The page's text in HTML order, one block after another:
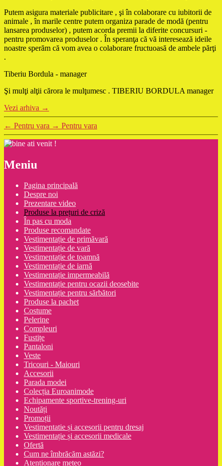
Putem asigura materiale publicitare , şi în colaborare cu iubitorii de
animale , în marile centre putem organiza parade de modă (pentru
lansarea produselor) , putem acorda premii la diferite concursuri -
pentru promovarea produselor . În speranţa că vă interesează ideile
noastre sperăm că vom avea o colaborare fructuoasă de ambele părţi
.
Tiberiu Bordula - manager
Şi mulţi alţii cărora le mulţumesc . TIBERIU BORDULA manager
Vezi arhiva →
← Pentru vara → Pentru vara
Meniu
Pagina principală
Despre noi
Prezentare video
Produse la prețuri de criză
În pas cu moda
Produse recomandate
Vestimentație de primăvară
Vestimentație de vară
Vestimentație de toamnă
Vestimentație de iarnă
Vestimentație impermeabilă
Vestimentație pentru ocazii deosebite
Vestimentație pentru sărbători
Produse la pachet
Costume
Pelerine
Compleuri
Fustițe
Pantaloni
Veste
Tricouri - Maiouri
Accesorii
Parada modei
Colecția Euroanimode
Echipamente sportive-trening-uri
Noutăți
Promoții
Vestimentatie și accesorii pentru dresaj
Vestimentație și accesorii medicale
Ofertă
Cum ne îmbrăcăm astăzi?
Atenționare meteo